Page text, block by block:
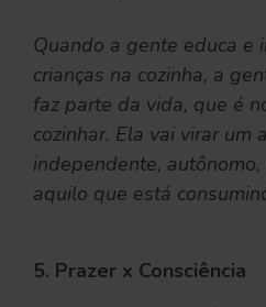
Quando a gente educa e
crianças na cozinha, a
faz parte da vida, que é
cozinhar. Ela vai virar um
independente,
aquilo que está
5. Prazer x Consciência